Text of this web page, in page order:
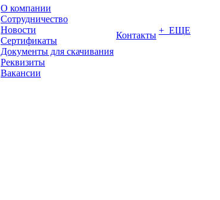
О компании
Сотрудничество
Новости
Сертификаты
Документы для скачивания
Реквизиты
Вакансии
Контакты + ЕЩЕ